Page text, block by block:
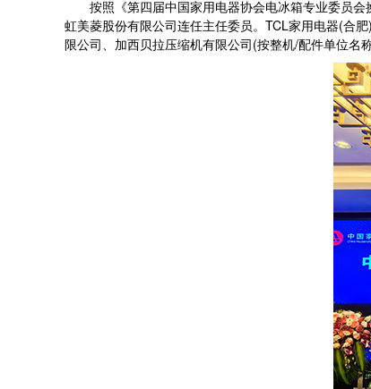
按照《第四届中国家用电器协会电冰箱专业委员会
虹美菱股份有限公司连任主任委员。TCL家用电器(合
限公司、加西贝拉压缩机有限公司(按整机/配件单位名